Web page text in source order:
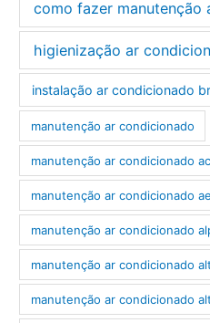
como fazer manutenção
higienização ar
instalação ar condicionado
manutenção ar condicionado
manutenção ar condicionado
manutenção ar condicionado
manutenção ar condicionado
manutenção ar condicionado
manutenção ar condicionado